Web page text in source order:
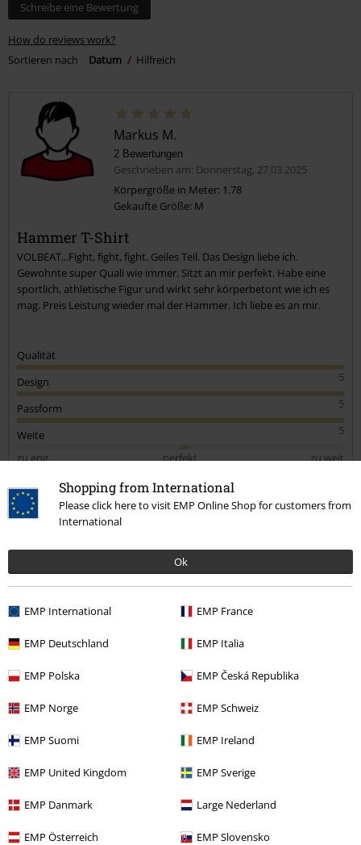
Shopping from International
Please click here to visit EMP Online Shop for customers from
International
Ok
EMP International EMP France
EMP Deutschland EMP Italia
EMP Polska EMP Česká Republika
EMP Norge EMP Schweiz
EMP Suomi EMP Ireland
EMP United Kingdom EMP Sverige
EMP Danmark Large Nederland
EMP Österreich EMP Slovensko
Schreibe eine Bewertung
How do reviews work?
Sortieren nach
Datum Hilfreich
Markus M.
2 Bewertungen
Geschrieben am: Donnerstag, 27.03.2025
Körpergröße in Meter: 1.78
Gekaufte Größe: M
Hammer T-Shirt
VOLBEAT...Fight, fight, fight. Geiles Teil. Das Design liebe ich.
Gewohnte super Quali wie immer. Sitzt an mir perfekt. Habe eine
sportlich, athletische Figur und wirkt sehr körperbetont wie ich es
mag. Preis Leistung wieder mal der Hammer. Ich liebe es an mir.
Qualität
5
Design
5
Passform
5
Weite
zu eng
perfekt
zu weit
zu kurz
perfekt zu lang
War diese Bewertung hilfreich für dich?
Kommentar jetzt abschicken!
Geschrieben am: Freitag, 19.07.2024
Gekaufte Größe: Xl
Cooles Teil